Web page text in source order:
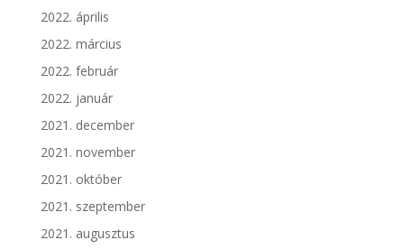
2022. április
2022. március
2022. február
2022. január
2021. december
2021. november
2021. október
2021. szeptember
2021. augusztus